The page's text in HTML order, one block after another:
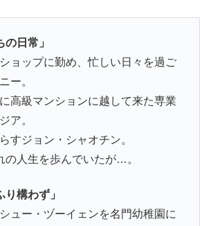
日常」
ョップに勤め、忙しい日々を過ご
ー。
高級マンションに越して来た専業
ア。
すジョン・シャオチン。
の人生を歩んでいたが…。
構わず」
ュー・ヅーイェンを名門幼稚園に